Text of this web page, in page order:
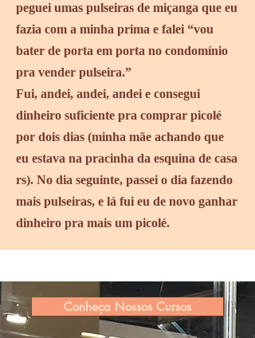
peguei umas pulseiras de miçanga que eu
fazia com a minha prima e falei “vou
bater de porta em porta no condomínio
pra vender pulseira.”
Fui, andei, andei, andei e consegui
dinheiro suficiente pra comprar picolé
por dois dias (minha mãe achando que
eu estava na pracinha da esquina de casa
rs). No dia seguinte, passei o dia fazendo
mais pulseiras, e lá fui eu de novo ganhar
dinheiro pra mais um picolé.
Conheça Nossos Cursos